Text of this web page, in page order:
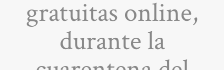
gratuitas online,
durante la